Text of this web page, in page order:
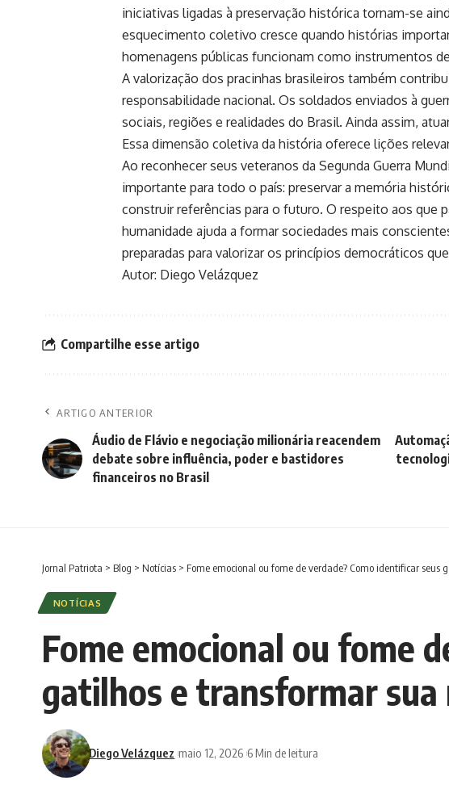
iniciativas ligadas à preservação histórica tornam-se
esquecimento coletivo cresce quando histórias
homenagens públicas funcionam como instrumentos
A valorização dos pracinhas brasileiros também
responsabilidade nacional. Os soldados enviados à
sociais, regiões e realidades do Brasil. Ainda assim,
Essa dimensão coletiva da história oferece lições
Ao reconhecer seus veteranos da Segunda Guerra
importante para todo o país: preservar a memória
construir referências para o futuro. O respeito aos que
humanidade ajuda a formar sociedades mais
preparadas para valorizar os princípios democráticos
Autor: Diego Velázquez
Compartilhe esse artigo
ARTIGO ANTERIOR
Áudio de Flávio e negociação milionária reacendem
debate sobre influência, poder e bastidores
financeiros no Brasil
Jornal Patriota > Blog > Notícias > Fome emocional ou fome de verdade? Como identificar
NOTÍCIAS
Fome emocional ou fome
gatilhos e transformar sua
Diego Velázquez maio 12, 2026 6 Min de leitura